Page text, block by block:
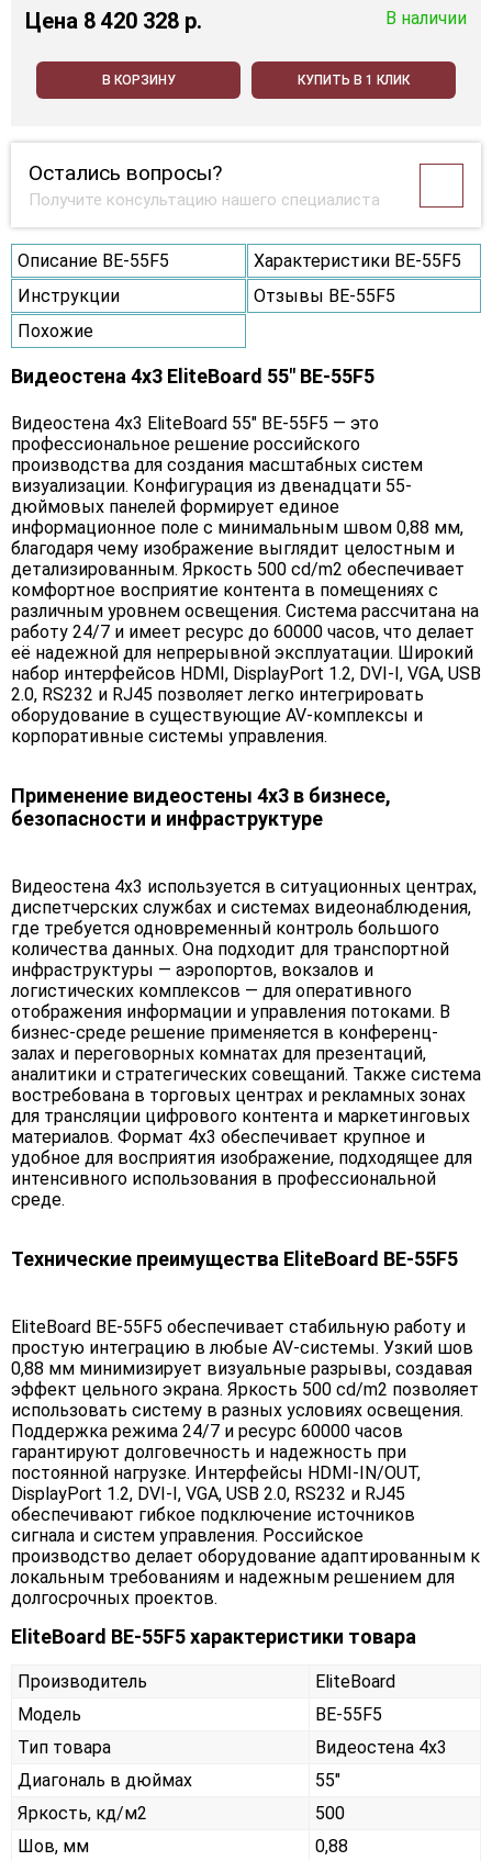
Цена 8 420 328 p. В наличии
В КОРЗИНУ КУПИТЬ В 1 КЛИК
Остались вопросы?
Получите консультацию нашего специалиста
Описание BE-55F5
Характеристики BE-55F5
Инструкции
Отзывы BE-55F5
Похожие
Видеостена 4x3 EliteBoard 55" BE-55F5
Видеостена 4х3 EliteBoard 55" BE-55F5 — это
профессиональное решение российского
производства для создания масштабных систем
визуализации. Конфигурация из двенадцати 55-
дюймовых панелей формирует единое
информационное поле с минимальным швом 0,88 мм,
благодаря чему изображение выглядит целостным и
детализированным. Яркость 500 cd/m2 обеспечивает
комфортное восприятие контента в помещениях с
различным уровнем освещения. Система рассчитана на
работу 24/7 и имеет ресурс до 60000 часов, что делает
её надежной для непрерывной эксплуатации. Широкий
набор интерфейсов HDMI, DisplayPort 1.2, DVI-I, VGA, USB
2.0, RS232 и RJ45 позволяет легко интегрировать
оборудование в существующие AV-комплексы и
корпоративные системы управления.
Применение видеостены 4х3 в бизнесе,
безопасности и инфраструктуре
Видеостена 4х3 используется в ситуационных центрах,
диспетчерских службах и системах видеонаблюдения,
где требуется одновременный контроль большого
количества данных. Она подходит для транспортной
инфраструктуры — аэропортов, вокзалов и
логистических комплексов — для оперативного
отображения информации и управления потоками. В
бизнес-среде решение применяется в конференц-
залах и переговорных комнатах для презентаций,
аналитики и стратегических совещаний. Также система
востребована в торговых центрах и рекламных зонах
для трансляции цифрового контента и маркетинговых
материалов. Формат 4х3 обеспечивает крупное и
удобное для восприятия изображение, подходящее для
интенсивного использования в профессиональной
среде.
Технические преимущества EliteBoard BE-55F5
EliteBoard BE-55F5 обеспечивает стабильную работу и
простую интеграцию в любые AV-системы. Узкий шов
0,88 мм минимизирует визуальные разрывы, создавая
эффект цельного экрана. Яркость 500 cd/m2 позволяет
использовать систему в разных условиях освещения.
Поддержка режима 24/7 и ресурс 60000 часов
гарантируют долговечность и надежность при
постоянной нагрузке. Интерфейсы HDMI-IN/OUT,
DisplayPort 1.2, DVI-I, VGA, USB 2.0, RS232 и RJ45
обеспечивают гибкое подключение источников
сигнала и систем управления. Российское
производство делает оборудование адаптированным к
локальным требованиям и надежным решением для
долгосрочных проектов.
EliteBoard BE-55F5 характеристики товара
Производитель
EliteBoard
Модель
BE-55F5
Тип товара
Видеостена 4х3
Диагональ в дюймах
55"
Яркость, кд/м2
500
Шов, мм
0,88